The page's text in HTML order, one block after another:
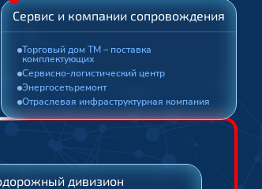
Сервис и компании сопровождения
Торговый дом ТМ – поставка
комплектующих
Сервисно-логистический центр
Энергосетьремонт
Отраслевая инфраструктурная компания
дивизион